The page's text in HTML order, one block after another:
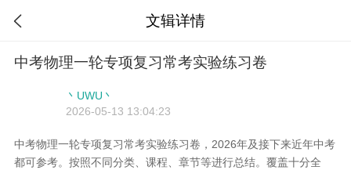
 文辑详情
中考物理一轮专项复习常考实验练习卷
丶UWU丶
2026-05-13 13:04:23
中考物理一轮专项复习常考实验练习卷，2026年及接下来近年中考
都可参考。按照不同分类、课程、章节等进行总结。覆盖十分全